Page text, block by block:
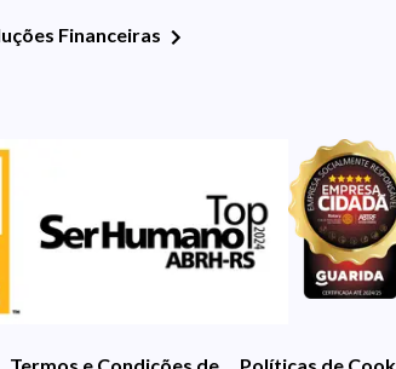
Financeiras
Termos e Condições de UsoPolíticas de